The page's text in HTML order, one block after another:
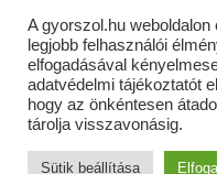
Panaszkezelés
© GYŐR-SZOL Zrt - 2010- 2026
A gyorszol.hu
legjobb felhasználói
elfogadásával
adatvédelmi tájékoztatót
hogy az önkéntesen
tárolja visszavonásig.
Sütik beállítása